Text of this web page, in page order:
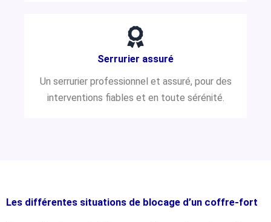
Serrurier assuré
Un serrurier professionnel et assuré, pour des
interventions fiables et en toute sérénité.
Les différentes situations de blocage d’un coffre-fort